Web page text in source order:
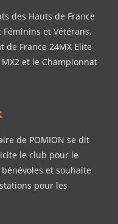
des Hauts de France
Féminins et Vétérans.
de France 24MX Elite
et le Championnat
de POMION se dit
le club pour le
et souhaite
pour les